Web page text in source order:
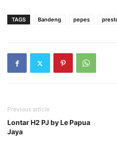
TAGS Bandeng pepes
Previous article
Lontar H2 PJ by Le Papua
Jaya